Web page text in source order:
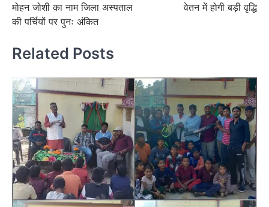
मोहन जोशी का नाम जिला अस्पताल
की पर्चियों पर पुनः अंकित
वेतन में होगी बड़ी वृद्धि
Related Posts